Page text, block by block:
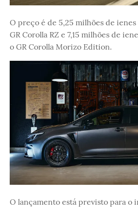
O preço é de 5,25 milhões de ienes
GR Corolla RZ e 7,15 milhões de
o GR Corolla Morizo ​​Edition.
O lançamento está previsto para o